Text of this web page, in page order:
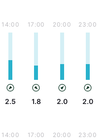
14:00
2.5
17:00
1.8
20:00
2.0
23:00
2.0
14:00 17:00 20:00 23:00